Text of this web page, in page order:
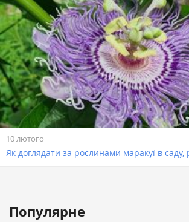
10 лютого
Як доглядати за рослинами маракуї в саду,
Популярне